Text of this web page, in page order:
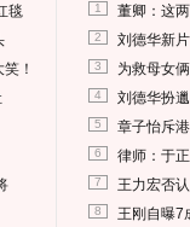
毯
！
1 董卿：这
2 刘德华新
3 为救母女
4 刘德华扮
5 章子怡斥
6 律师：于
7 王力宏否
8 王刚自曝7